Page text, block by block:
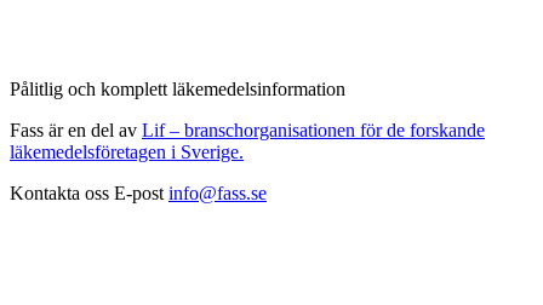
Pålitlig och komplett läkemedelsinformation
Fass är en del av Lif – branschorganisationen för de forskande
läkemedelsföretagen i Sverige.
Kontakta oss E-post info@fass.se